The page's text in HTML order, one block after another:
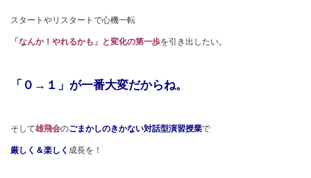
スタートやリスタートで心機一転
「なんか！やれるかも」と変化の第一歩を引き出したい。
「０→１」が一番大変だからね。
そして雄飛会のごまかしのきかない対話型演習授業で
厳しく＆楽しく 成長を！